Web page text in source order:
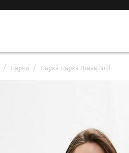
Парки Парка Парка Brave Soul